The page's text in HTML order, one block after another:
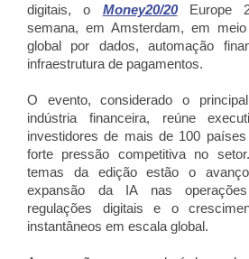
digitais, o Money20/20Europe
semana, em Amsterdam, em
global por dados, automação
infraestrutura de pagamentos.
O evento, considerado o
indústria financeira, reúne
investidores de mais de 100
forte pressão competitiva no
temas da edição estão o
expansão da IA nas
regulações digitais e o
instantâneos em escala global.